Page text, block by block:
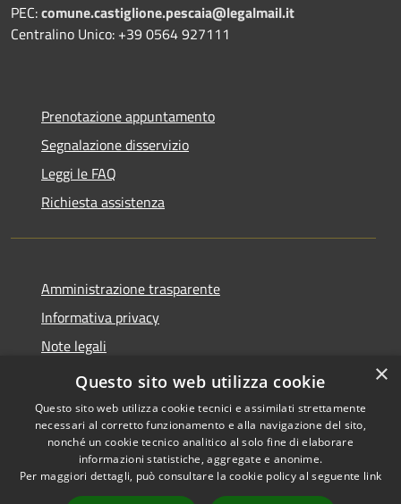
PEC:comune.castiglione.pescaia@legalmail.it
Centralino Unico: +39 0564 927111
Prenotazione appuntamento
Segnalazione disservizio
Leggi le FAQ
Richiesta assistenza
Amministrazione trasparente
Informativa privacy
Note legali
Dichiarazione di accessibilità
Accessibilità
Copyright © 2026 • Comune di
Castiglione della Pescaia •
×
Questo sito web utilizza cookie
Questo sito web utilizza cookie tecnici e assimilati strettamente
necessari al corretto funzionamento e alla navigazione del sito,
nonché un cookie tecnico analitico al solo fine di elaborare
informazioni statistiche, aggregate e anonime.
Per maggiori dettagli, può consultare la cookie policy al seguente link